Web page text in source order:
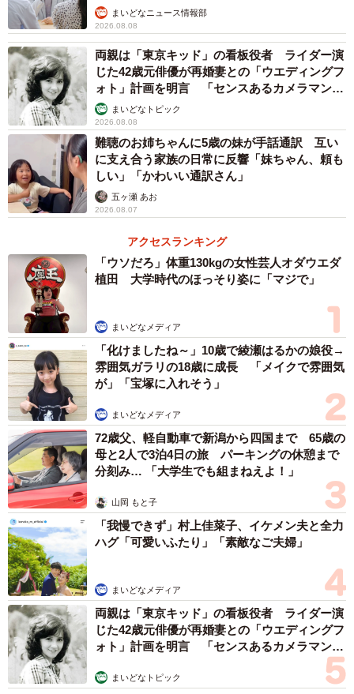
まいどなニュース情報部
2026.08.08
両親は「東京キッド」の看板役者 ライダー演
じた42歳元俳優が再婚妻との「ウエディングフ
ォト」計画を明言 「センスあるカメラマン求
む」まいどなトピック
2026.08.08
難聴のお姉ちゃんに5歳の妹が手話通訳 互い
に支え合う家族の日常に反響「妹ちゃん、頼も
しい」「かわいい通訳さん」
五ヶ瀬 あお
2026.08.07
アクセスランキング
「ウソだろ」体重130kgの女性芸人オダウエダ
植田 大学時代のほっそり姿に「マジで」
まいどなメディア
「化けましたね～」10歳で綾瀬はるかの娘役→
雰囲気ガラリの18歳に成長 「メイクで雰囲気
が」「宝塚に入れそう」
まいどなメディア
72歳父、軽自動車で新潟から四国まで 65歳の
母と2人で3泊4日の旅 パーキングの休憩まで
分刻み… 「大学生でも組まねえよ！」
山岡 もと子
「我慢できず」村上佳菜子、イケメン夫と全力
ハグ「可愛いふたり」「素敵なご夫婦」
まいどなメディア
両親は「東京キッド」の看板役者 ライダー演
じた42歳元俳優が再婚妻との「ウエディングフ
ォト」計画を明言 「センスあるカメラマン求
まいどなトピック